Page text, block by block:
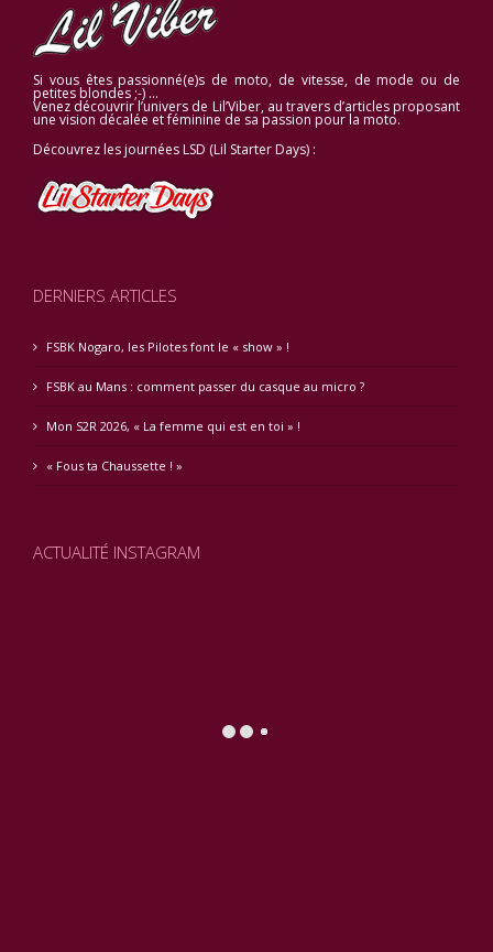
Si vous êtes passionné(e)s de moto, de vitesse, de mode ou de
petites blondes ;-) …
Venez découvrir l’univers de Lil’Viber, au travers d’articles proposant
une vision décalée et féminine de sa passion pour la moto.
Découvrez les journées LSD (Lil Starter Days) :
DERNIERS ARTICLES
FSBK Nogaro, les Pilotes font le « show » !
FSBK au Mans : comment passer du casque au micro ?
Mon S2R 2026, « La femme qui est en toi » !
« Fous ta Chaussette ! »
ACTUALITÉ INSTAGRAM